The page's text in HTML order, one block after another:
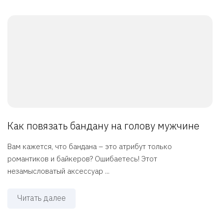
Как повязать бандану на голову мужчине
Вам кажется, что бандана – это атрибут только
романтиков и байкеров? Ошибаетесь! Этот
незамысловатый аксессуар ...
Читать далее